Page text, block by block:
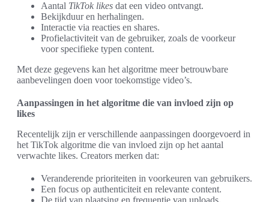
Aantal TikTok likes dat een video ontvangt.
Bekijkduur en herhalingen.
Interactie via reacties en shares.
Profielactiviteit van de gebruiker, zoals de voorkeur
voor specifieke typen content.
Met deze gegevens kan het algoritme meer betrouwbare
aanbevelingen doen voor toekomstige video’s.
Aanpassingen in het algoritme die van invloed zijn op
likes
Recentelijk zijn er verschillende aanpassingen doorgevoerd in
het TikTok algoritme die van invloed zijn op het aantal
verwachte likes. Creators merken dat:
Veranderende prioriteiten in voorkeuren van gebruikers.
Een focus op authenticiteit en relevante content.